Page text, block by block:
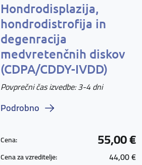
Hondrodisplazija,
hondrodistrofija in
degenracija
medvretenčnih diskov
(CDPA/CDDY-IVDD)
Povprečni čas izvedbe: 3-4 dni
Podrobno
Cena: 55,00 €
Cena za vzreditelje: 44,00 €